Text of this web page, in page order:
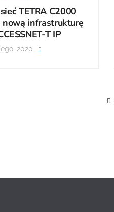
TETRA C2000
nową infrastrukturę
T IP
2020